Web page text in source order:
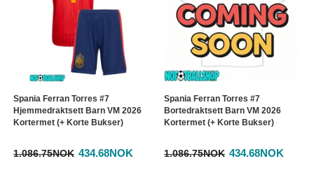
Spania Ferran Torres #7
Hjemmedraktsett Barn VM 2026
Kortermet (+ Korte Bukser)
1.086.75NOK 434.68NOK
Spania Ferran Torres #7
Bortedraktsett Barn VM 2026
Kortermet (+ Korte Bukser)
1.086.75NOK 434.68NOK